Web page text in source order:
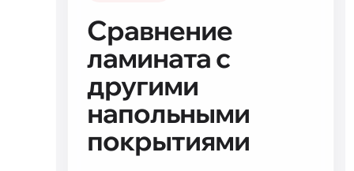
Сравнение
ламината с
другими
напольными
покрытиями